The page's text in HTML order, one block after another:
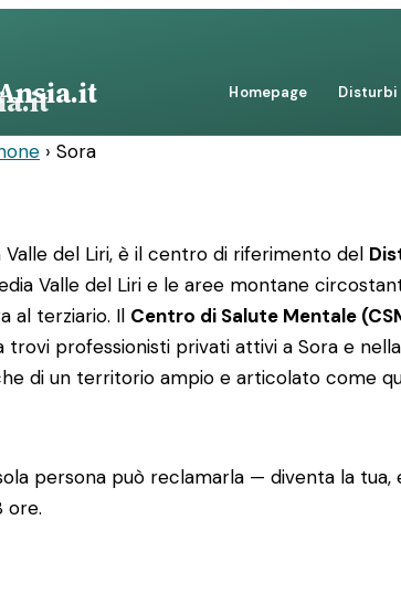
Homepage Disturbi
› Sora
del Liri, è il centro di riferimento del
Valle del Liri e le aree montane
al terziario. Il Centro di Salute Mentale
professionisti privati attivi a Sora e
di un territorio ampio e articolato come
persona può reclamarla — diventa la tua,
ore.